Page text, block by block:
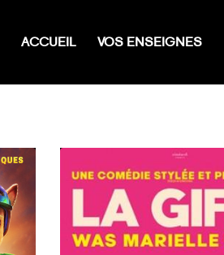
ACCUEIL VOS ENSEIGNES